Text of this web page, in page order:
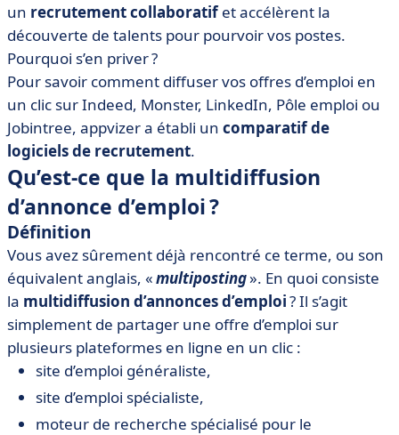
un recrutement collaboratifet accélèrent la
découverte de talents pour pourvoir vos postes.
Pourquoi s’en priver ?
Pour savoir comment diffuser vos offres d’emploi en
un clic sur Indeed, Monster, LinkedIn, Pôle emploi ou
Jobintree, appvizer a établi un comparatif de
logiciels de recrutement.
Qu’est-ce que la multidiffusion
d’annonce d’emploi ?
Définition
Vous avez sûrement déjà rencontré ce terme, ou son
équivalent anglais, «multiposting». En quoi consiste
la multidiffusion d’annonces d’emploi? Il s’agit
simplement de partager une offre d’emploi sur
plusieurs plateformes en ligne en un clic :
site d’emploi généraliste,
site d’emploi spécialiste,
moteur de recherche spécialisé pour le